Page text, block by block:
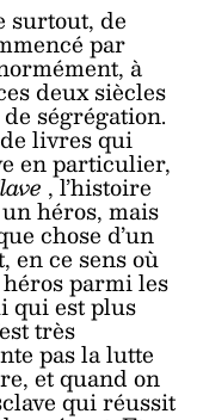
surtout, de
par
à
deux siècles
ségrégation.
livres qui
en particulier,
,l’histoire
un héros, mais
chose d’un
en ce sens où
parmi les
qui est plus
très
pas la lutte
et quand on
qui réussit